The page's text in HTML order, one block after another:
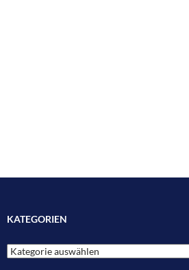
KATEGORIEN
Kategorien